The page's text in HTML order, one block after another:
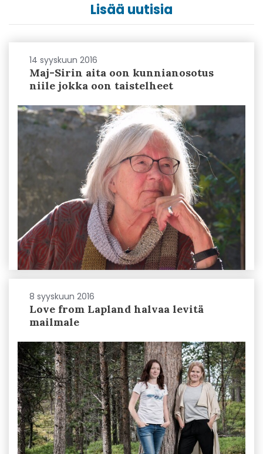
Lisää uutisia
14 syyskuun 2016
Maj-Sirin aita oon kunnianosotus
niile jokka oon taistelheet
8 syyskuun 2016
Love from Lapland halvaa levitä
mailmale